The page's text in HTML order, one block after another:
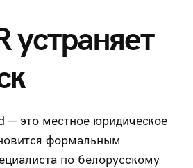
устраняет
— это местное юридическое
формальным
по белорусскому